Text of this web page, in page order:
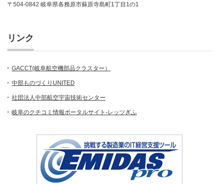
〒504-0842 岐阜県各務原市蘇原寺島町1丁目1の1
リンク
GACCT(岐阜航空機部品クラスター）
中部ものづくりUNITED
社団法人中部航空宇宙技術センター
岐阜のクチコミ情報ポータルサイト-レッツぎふ